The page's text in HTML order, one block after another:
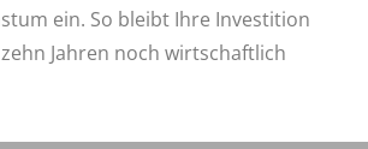
ein. So bleibt Ihre Investition
Jahren noch wirtschaftlich